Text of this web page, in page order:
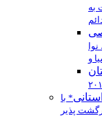
به
* با
پذیر